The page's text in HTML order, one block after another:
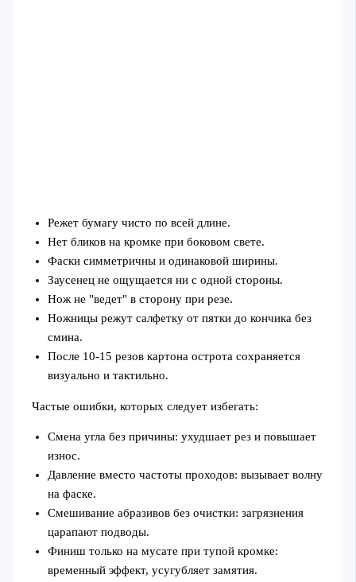
Режет бумагу чисто по всей длине.
Нет бликов на кромке при боковом свете.
Фаски симметричны и одинаковой ширины.
Заусенец не ощущается ни с одной стороны.
Нож не "ведет" в сторону при резе.
Ножницы режут салфетку от пятки до кончика без
смина.
После 10-15 резов картона острота сохраняется
визуально и тактильно.
Частые ошибки, которых следует избегать:
Смена угла без причины: ухудшает рез и повышает
износ.
Давление вместо частоты проходов: вызывает волну
на фаске.
Смешивание абразивов без очистки: загрязнения
царапают подводы.
Финиш только на мусате при тупой кромке:
временный эффект, усугубляет замятия.